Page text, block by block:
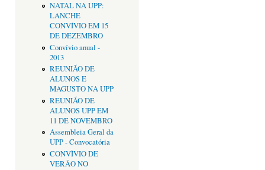
NATAL NA UPP:
LANCHE
CONVÍVIO EM 15
DE DEZEMBRO
Convívio anual -
2013
REUNIÃO DE
ALUNOS E
MAGUSTO NA UPP
REUNIÃO DE
ALUNOS UPP EM
11 DE NOVEMBRO
Assembleia Geral da
UPP - Convocatória
CONVÌVIO DE
VERÂO NO